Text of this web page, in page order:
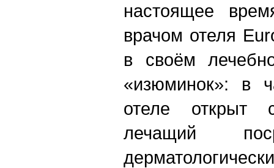
настоящее
врачом отеля
в своём
«изюминок»: в
отеле открыт
лечащий